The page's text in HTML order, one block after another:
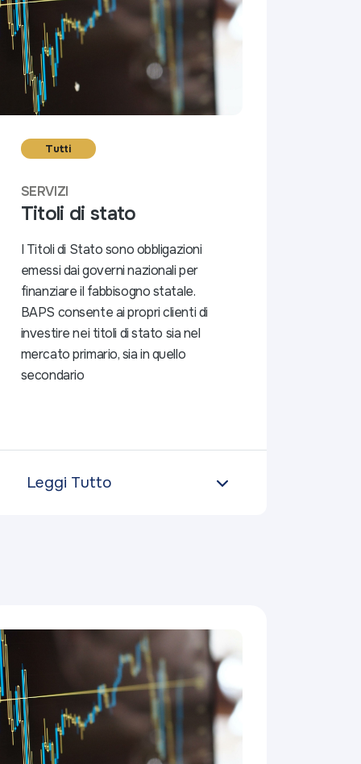
Tutti
SERVIZI
Titoli di stato
I Titoli di Stato sono obbligazioni
emessi dai governi nazionali per
finanziare il fabbisogno statale.
BAPS consente ai propri clienti di
investire nei titoli di stato sia nel
mercato primario, sia in quello
secondario
Leggi Tutto